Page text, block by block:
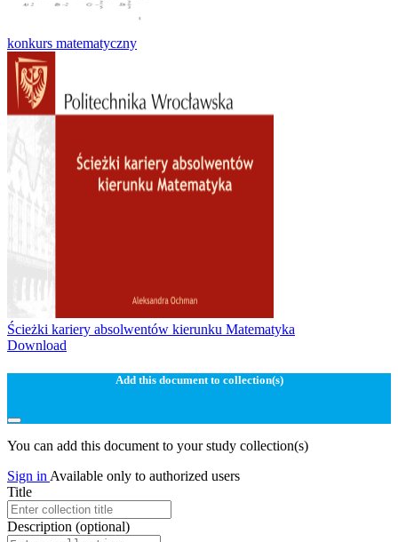
konkurs matematyczny
Ścieżki kariery absolwentów kierunku Matematyka
Download
Add this document to collection(s)
You can add this document to your study collection(s)
Sign in Available only to authorized users
Title
Description (optional)